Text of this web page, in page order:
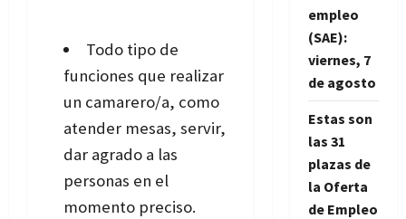
Todo tipo de
funciones que realizar
un camarero/a, como
atender mesas, servir,
dar agrado a las
personas en el
momento preciso.
empleo
(SAE):
viernes, 7
de agosto
Estas son
las 31
plazas de
la Oferta
de Empleo